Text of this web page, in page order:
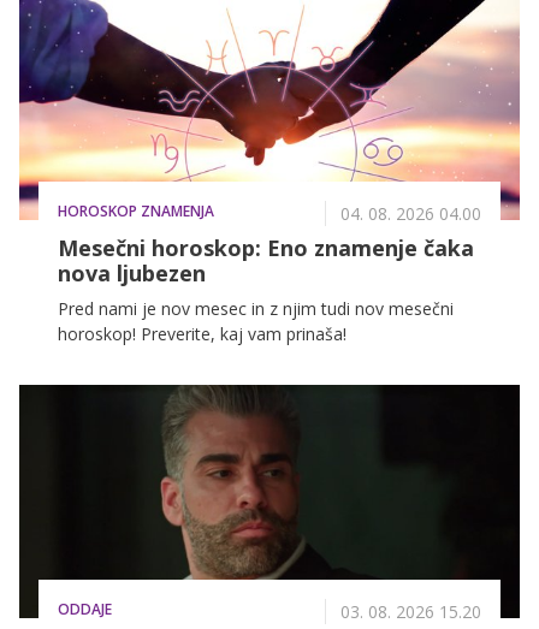
HOROSKOP ZNAMENJA 04. 08. 2026 04.00
Mesečni horoskop: Eno znamenje čaka
nova ljubezen
Pred nami je nov mesec in z njim tudi nov mesečni
horoskop! Preverite, kaj vam prinaša!
ODDAJE 03. 08. 2026 15.20